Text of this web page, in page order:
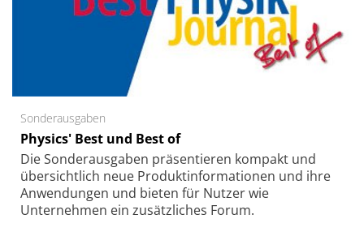
Sonderausgaben
Physics' Best und Best of
Die Sonder­ausgaben präsentieren kompakt und
übersichtlich neue Produkt­informationen und ihre
Anwendungen und bieten für Nutzer wie
Unternehmen ein zusätzliches Forum.